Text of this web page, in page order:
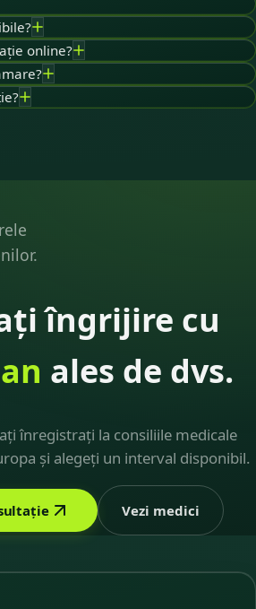
online?
îngrijire cu
ales de dvs.
înregistrați la consiliile medicale
și alegeți un interval disponibil.
Vezi medici